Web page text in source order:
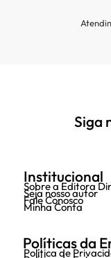
Siga
Institucional
Sobre a Editora
Seja nosso autor
Fale Conosco
Minha Conta
Políticas da
Política de